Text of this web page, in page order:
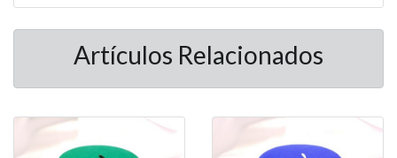
Artículos Relacionados